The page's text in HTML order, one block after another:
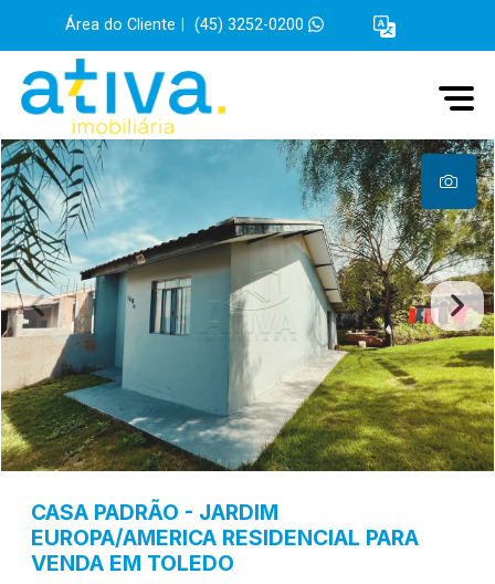
Área do Cliente (45) 3252-0200
CASA PADRÃO - JARDIM
EUROPA/AMERICA RESIDENCIAL PARA
VENDA EM TOLEDO